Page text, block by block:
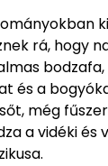
rá, hogy
és a
még
a vidéki és